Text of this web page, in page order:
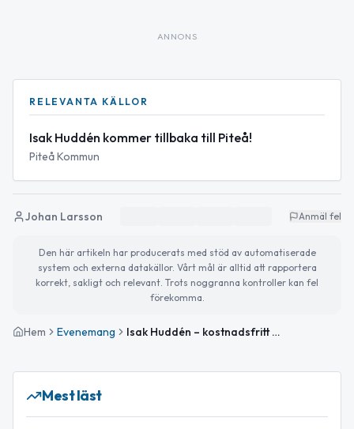
ANNONS
RELEVANTA KÄLLOR
Isak Huddén kommer tillbaka till Piteå!
Piteå Kommun
Johan Larsson Anmäl fel
Den här artikeln har producerats med stöd av automatiserade
system och externa datakällor. Vårt mål är alltid att rapportera
korrekt, sakligt och relevant. Trots noggranna kontroller kan fel
förekomma.
Hem Evenemang Isak Huddén – kostnadsfritt kickbike-kvällsläger i Piteå
Mest läst